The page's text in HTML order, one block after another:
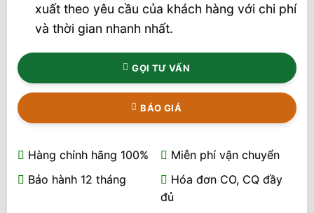
xuất theo yêu cầu của khách hàng với chi phí
và thời gian nhanh nhất.
GỌI TƯ VẤN
BÁO GIÁ
Hàng chính hãng 100%
Miễn phí vận chuyển
Bảo hành 12 tháng
Hóa đơn CO, CQ đầy
đủ